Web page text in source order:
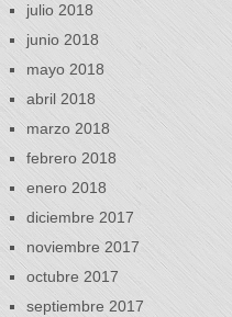
julio 2018
junio 2018
mayo 2018
abril 2018
marzo 2018
febrero 2018
enero 2018
diciembre 2017
noviembre 2017
octubre 2017
septiembre 2017